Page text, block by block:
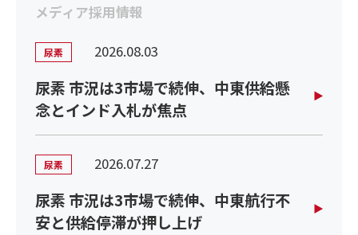
メディア採用情報
尿素 2026.08.03
尿素 市況は3市場で続伸、中東供給懸
念とインド入札が焦点
尿素 2026.07.27
尿素 市況は3市場で続伸、中東航行不
安と供給停滞が押し上げ